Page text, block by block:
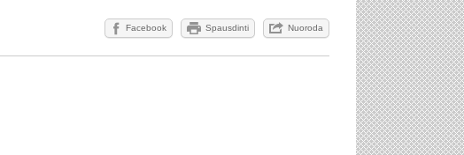
Facebook Spausdinti Nuoroda